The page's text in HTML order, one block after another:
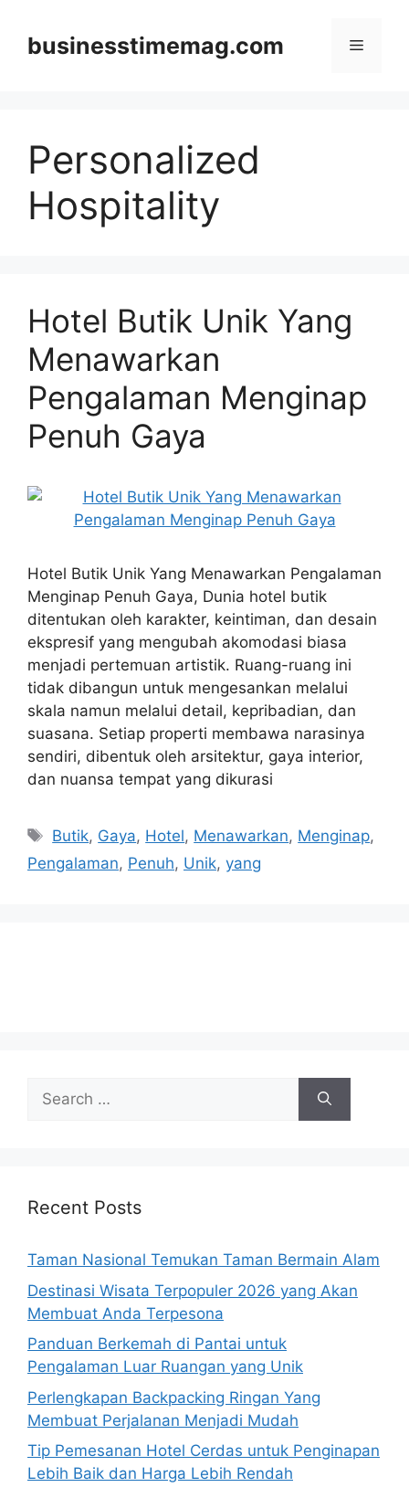
contentbusinesstimemag.com Menu
Personalized
Hospitality
Hotel Butik Unik Yang
Menawarkan
Pengalaman Menginap
Penuh Gaya
Hotel Butik Unik Yang Menawarkan Pengalaman
Menginap Penuh Gaya, Dunia hotel butik
ditentukan oleh karakter, keintiman, dan desain
ekspresif yang mengubah akomodasi biasa
menjadi pertemuan artistik. Ruang-ruang ini
tidak dibangun untuk mengesankan melalui
skala namun melalui detail, kepribadian, dan
suasana. Setiap properti membawa narasinya
sendiri, dibentuk oleh arsitektur, gaya interior,
dan nuansa tempat yang dikurasi
Tags
Butik, Gaya, Hotel, Menawarkan, Menginap,
Pengalaman, Penuh, Unik, yang
Search
for:
Recent Posts
Taman Nasional Temukan Taman Bermain Alam
Destinasi Wisata Terpopuler 2026 yang Akan
Membuat Anda Terpesona
Panduan Berkemah di Pantai untuk
Pengalaman Luar Ruangan yang Unik
Perlengkapan Backpacking Ringan Yang
Membuat Perjalanan Menjadi Mudah
Tip Pemesanan Hotel Cerdas untuk Penginapan
Lebih Baik dan Harga Lebih Rendah